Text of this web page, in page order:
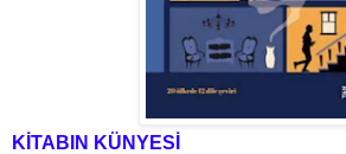
KİTABIN KÜNYESİ